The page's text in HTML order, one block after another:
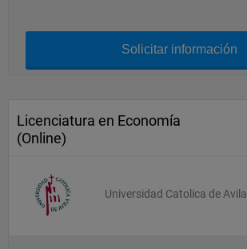
Solicitar información
Licenciatura en Economía
(Online)
Universidad Catolica de Avila